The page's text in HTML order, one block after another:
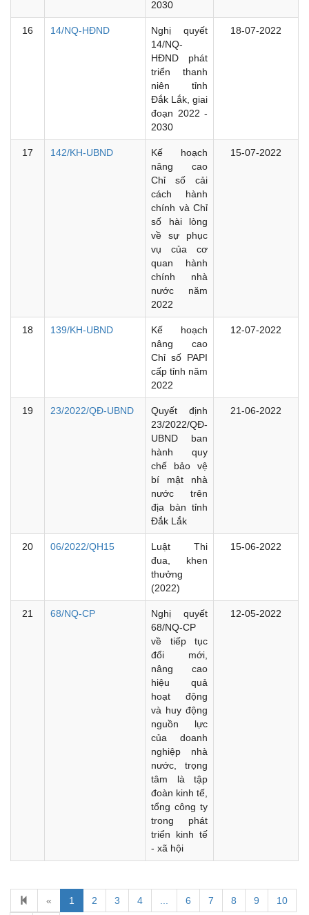
2030
16 14/NQ-HĐND
Nghị quyết
14/NQ-
HĐND phát
triển thanh
niên tỉnh
Đắk Lắk, giai
đoạn 2022 -
2030
18-07-2022
17 142/KH-UBND
Kế hoạch
nâng cao
Chỉ số cải
cách hành
chính và Chỉ
số hài lòng
về sự phục
vụ của cơ
quan hành
chính nhà
nước năm
2022
15-07-2022
18 139/KH-UBND
Kế hoạch
nâng cao
Chỉ số PAPI
cấp tỉnh năm
2022
12-07-2022
19 23/2022/QĐ-UBND
Quyết định
23/2022/QĐ-
UBND ban
hành quy
chế bảo vệ
bí mật nhà
nước trên
địa bàn tỉnh
Đắk Lắk
21-06-2022
20 06/2022/QH15
Luật Thi
đua, khen
thưởng
(2022)
15-06-2022
21 68/NQ-CP
Nghị quyết
68/NQ-CP
về tiếp tục
đổi mới,
nâng cao
hiệu quả
hoạt động
và huy động
nguồn lực
của doanh
nghiệp nhà
nước, trọng
tâm là tập
đoàn kinh tế,
tổng công ty
trong phát
triển kinh tế
- xã hội
12-05-2022
« 1 2 3 4 6 7 8 9 10
Kế hoạch Kiểm tra, sát hạch để tiếp nhận vào làm công
chức tỉnh Đắk Lắk năm 2026